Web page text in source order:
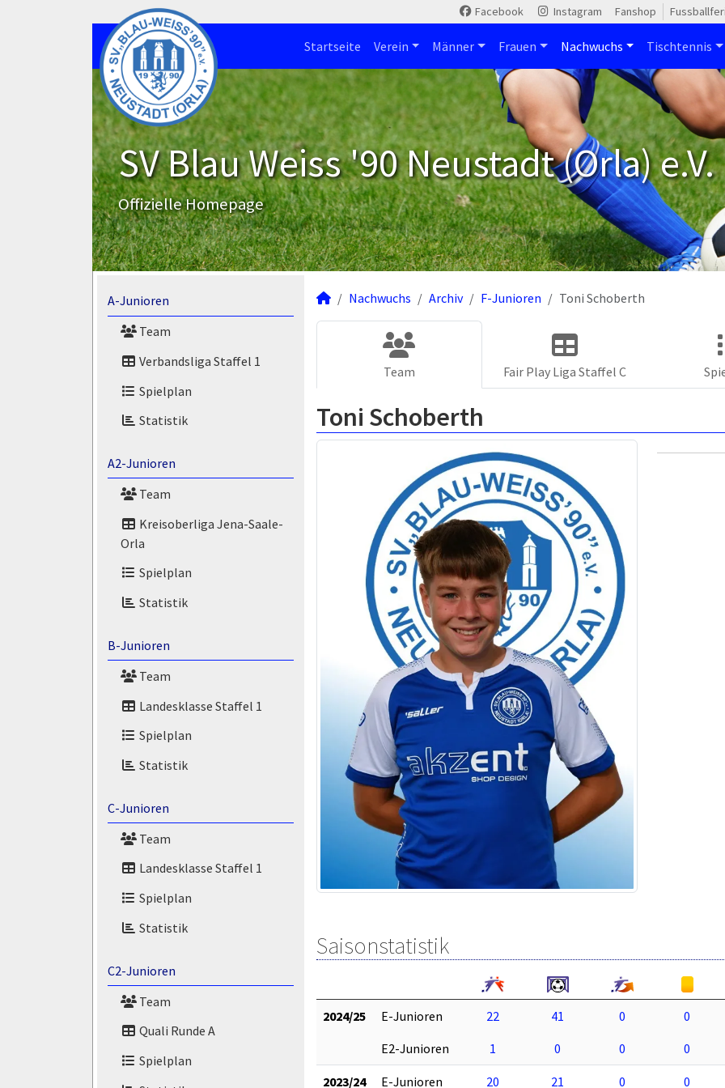
Facebook Instagram Fanshop
Startseite Verein Männer Frauen Nachwuchs Tischtennis
SV Blau Weiss '90 Neustadt (Orla) e.V.
Offizielle Homepage
A-Junioren
Team
Verbandsliga Staffel 1
Spielplan
Statistik
A2-Junioren
Team
Kreisoberliga Jena-Saale-
Orla
Spielplan
Statistik
B-Junioren
Team
Landesklasse Staffel 1
Spielplan
Statistik
C-Junioren
Team
Landesklasse Staffel 1
Spielplan
Statistik
C2-Junioren
Team
Quali Runde A
Spielplan
Nachwuchs Archiv F-Junioren Toni Schoberth
Team Fair Play Liga Staffel C
Toni Schoberth
Saisonstatistik
2024/25 E-Junioren 22 41 0
0
E2-Junioren
1 0 0 0
2023/24 E-Junioren 20 21 0 0